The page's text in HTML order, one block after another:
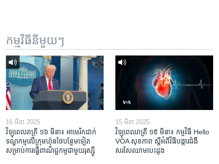
កម្មវិធី​នីមួយៗ
16 មីនា 2025
វិទ្យុពេលរាត្រី ១៦ មីនា៖ អាមេរិក​ដាក់​
ទណ្ឌកម្ម​លើ​ក្រុមហ៊ុន​ថៃ​បន្ថែម​ទៀត​
សម្រាប់​ការ​ធ្វើ​ពាណិជ្ជកម្ម​ជាមួយ​រុស្ស៊ី
15 មីនា 2025
វិទ្យុពេលរាត្រី ១៥ មីនា៖ កម្មវិធី ​Hello
VOA សុខភាព ស្ដី​អំពី​វិធី​បង្ការ​ជំងឺ​
សរសៃ​ឈាម​បេះដូង